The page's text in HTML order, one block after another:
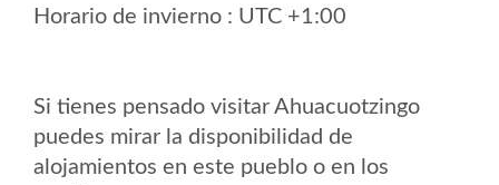
Horario de invierno : UTC +1:00
Si tienes pensado visitar Ahuacuotzingo
puedes mirar la disponibilidad de
alojamientos en este pueblo o en los